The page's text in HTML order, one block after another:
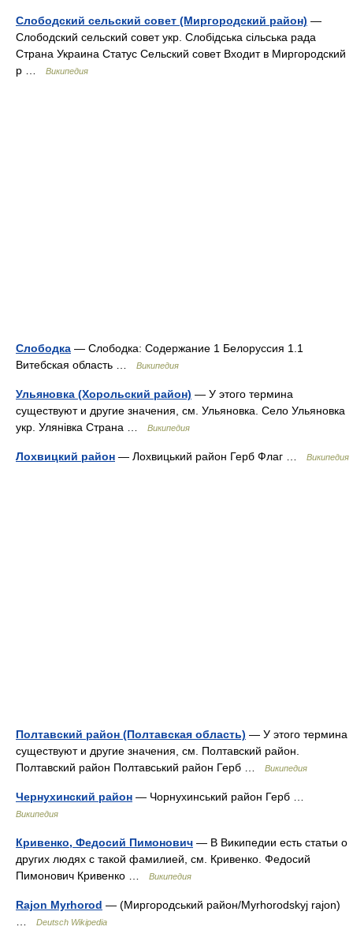
Слободский сельский совет (Миргородский район) —
Слободский сельский совет укр. Слобідська сільська рада
Страна Украина Статус Сельский совет Входит в Миргородский
р …
Википедия
Слободка — Слободка: Содержание 1 Белоруссия 1.1
Витебская область …
Википедия
Ульяновка (Хорольский район) — У этого термина
существуют и другие значения, см. Ульяновка. Село Ульяновка
укр. Улянівка Страна …
Википедия
Лохвицкий район — Лохвицький район Герб Флаг … Википедия
Полтавский район (Полтавская область) — У этого термина
существуют и другие значения, см. Полтавский район.
Полтавский район Полтавський район Герб …
Википедия
Чернухинский район — Чорнухинський район Герб …
Википедия
Кривенко, Федосий Пимонович — В Википедии есть статьи о
других людях с такой фамилией, см. Кривенко. Федосий
Пимонович Кривенко …
Википедия
Rajon Myrhorod — (Миргородський район/Myrhorodskyj rajon)
Deutsch Wikipedia